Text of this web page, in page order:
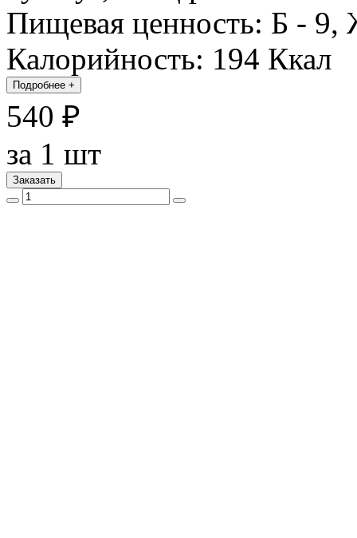
Пищевая ценность: Б -
Калорийность: 194 Ккал
Подробнее +
540 ₽
за 1 шт
Заказать